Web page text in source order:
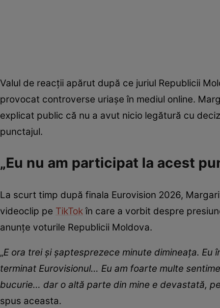
Valul de reacții apărut după ce juriul Republicii
provocat controverse uriașe în mediul online.
explicat public că nu a avut nicio legătură cu
punctajul.
„Eu nu am participat la acest
La scurt timp după finala Eurovision 2026,
videoclip pe TikTok în care a vorbit despre
anunțe voturile Republicii Moldova.
„E ora trei și șaptesprezece minute dimineața.
terminat Eurovisionul… Eu am foarte multe
bucurie… dar o altă parte din mine e devastată,
spus aceasta.